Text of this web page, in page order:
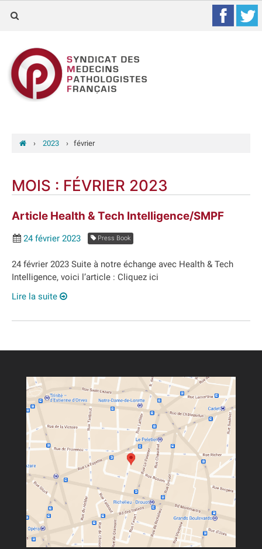
› 2023 › février
MOIS : FÉVRIER 2023
Article Health & Tech Intelligence/SMPF
24 février 2023 Press Book
24 février 2023 Suite à notre échange avec Health & Tech
Intelligence, voici l’article : Cliquez ici
Lire la suite